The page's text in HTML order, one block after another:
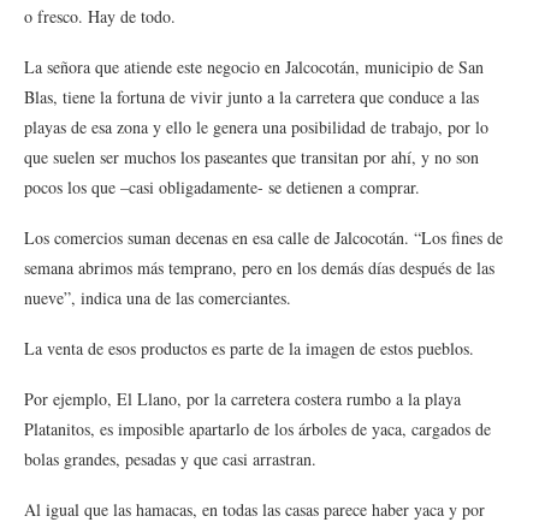
o fresco. Hay de todo.
La señora que atiende este negocio en Jalcocotán, municipio de San
Blas, tiene la fortuna de vivir junto a la carretera que conduce a las
playas de esa zona y ello le genera una posibilidad de trabajo, por lo
que suelen ser muchos los paseantes que transitan por ahí, y no son
pocos los que –casi obligadamente- se detienen a comprar.
Los comercios suman decenas en esa calle de Jalcocotán. “Los fines de
semana abrimos más temprano, pero en los demás días después de las
nueve”, indica una de las comerciantes.
La venta de esos productos es parte de la imagen de estos pueblos.
Por ejemplo, El Llano, por la carretera costera rumbo a la playa
Platanitos, es imposible apartarlo de los árboles de yaca, cargados de
bolas grandes, pesadas y que casi arrastran.
Al igual que las hamacas, en todas las casas parece haber yaca y por